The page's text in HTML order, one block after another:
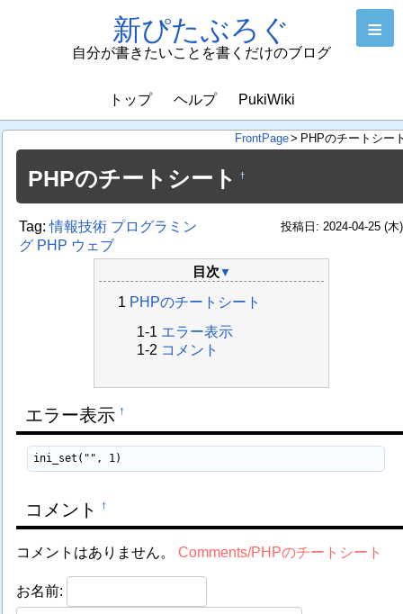
新ぴたぶろぐ
自分が書きたいことを書くだけのブログ
≡
トップ ヘルプ PukiWiki
FrontPage> PHPのチートシー
PHPのチートシート †
Tag:情報技術 プログラミン
グ PHP ウェブ
投稿日: 2024-04-25 (木)
目次 ▼
PHPのチートシート
エラー表示
コメント
エラー表示 †
ini_set("", 1)
コメント †
コメントはありません。Comments/PHPのチートシート
お名前: